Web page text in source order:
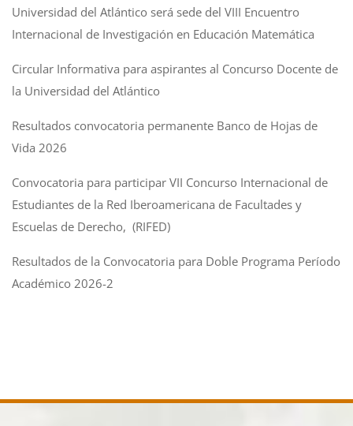
Universidad del Atlántico será sede del VIII Encuentro
Internacional de Investigación en Educación Matemática
Circular Informativa para aspirantes al Concurso Docente de
la Universidad del Atlántico
Resultados convocatoria permanente Banco de Hojas de
Vida 2026
Convocatoria para participar VII Concurso Internacional de
Estudiantes de la Red Iberoamericana de Facultades y
Escuelas de Derecho, (RIFED)
Resultados de la Convocatoria para Doble Programa Período
Académico 2026-2